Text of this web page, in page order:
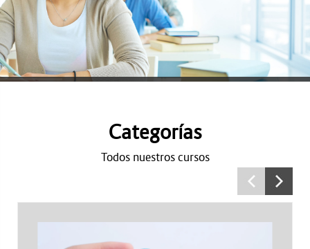
Categorías
Todos nuestros cursos